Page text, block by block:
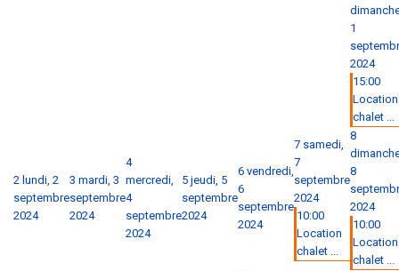
1
2024
15:00
Location
chalet ...
2 lundi, 2
septembre
2024
3 mardi, 3
septembre
2024
4
mercredi,
4
septembre
2024
5 jeudi, 5
septembre
2024
6 vendredi,
6
septembre
2024
7 samedi,
7
septembre
2024
10:00
Location
chalet ...
8
8
2024
10:00
Location
chalet ...